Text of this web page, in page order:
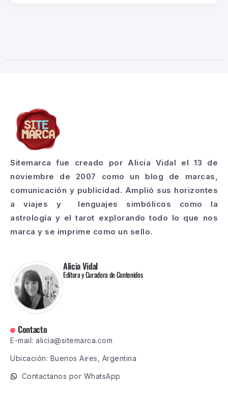
Sitemarca fue creado por Alicia Vidal el 13 de
noviembre de 2007 como un blog de marcas,
comunicación y publicidad. Amplió sus horizontes
a viajes y lenguajes simbólicos como la
astrología y el tarot explorando todo lo que nos
marca y se imprime como un sello.
Alicia Vidal
Editora y Curadora de Contenidos
Contacto
E-mail: alicia@sitemarca.com
Ubicación: Buenos Aires, Argentina
Contactanos por WhatsApp